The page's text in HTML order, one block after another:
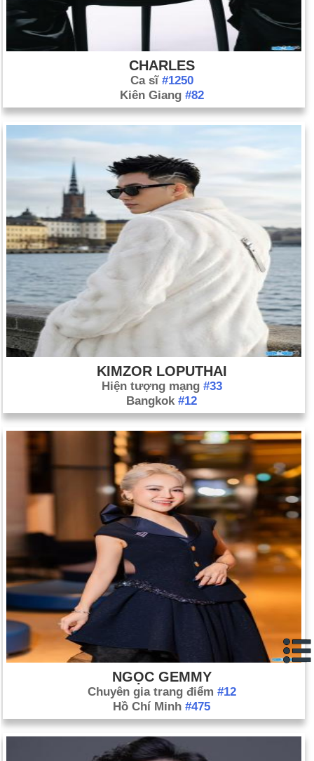
CHARLES
Ca sĩ #1250
Kiên Giang #82
KIMZOR LOPUTHAI
Hiện tượng mạng #33
Bangkok #12
NGỌC GEMMY
Chuyên gia trang điểm #12
Hồ Chí Minh #475